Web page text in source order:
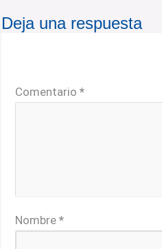
Deja una respuesta
Comentario*
Nombre*